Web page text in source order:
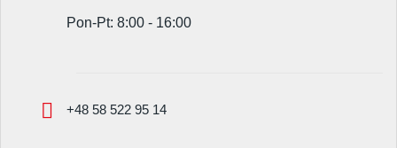
Pon-Pt: 8:00 - 16:00
+48 58 522 95 14